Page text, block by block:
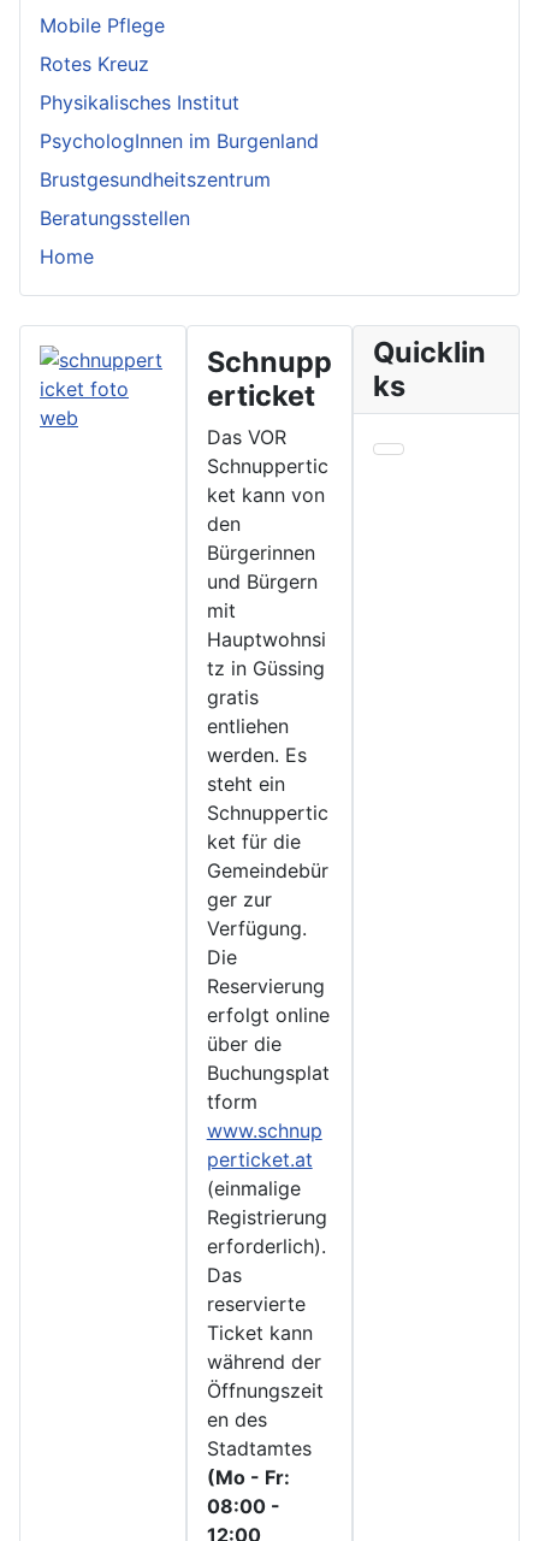
Mobile Pflege
Rotes Kreuz
Physikalisches Institut
PsychologInnen im Burgenland
Brustgesundheitszentrum
Beratungsstellen
Home
Schnupp
erticket
Das VOR
Schnuppertic
ket kann von
den
Bürgerinnen
und Bürgern
mit
Hauptwohnsi
tz in Güssing
gratis
entliehen
werden. Es
steht ein
Schnuppertic
ket für die
Gemeindebür
ger zur
Verfügung.
Die
Reservierung
erfolgt online
über die
Buchungsplat
tform
www.schnup
perticket.at
(einmalige
Registrierung
erforderlich).
Das
reservierte
Ticket kann
während der
Öffnungszeit
en des
Stadtamtes
(Mo - Fr:
08:00 -
12:00
Quicklin
ks